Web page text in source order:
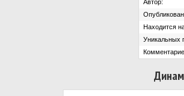
Автор:
Находится
Уникальных